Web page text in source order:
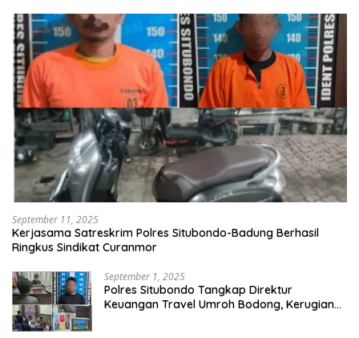
September 11, 2025
Kerjasama Satreskrim Polres Situbondo-Badung Berhasil
Ringkus Sindikat Curanmor
September 1, 2025
Polres Situbondo Tangkap Direktur
Keuangan Travel Umroh Bodong, Kerugian